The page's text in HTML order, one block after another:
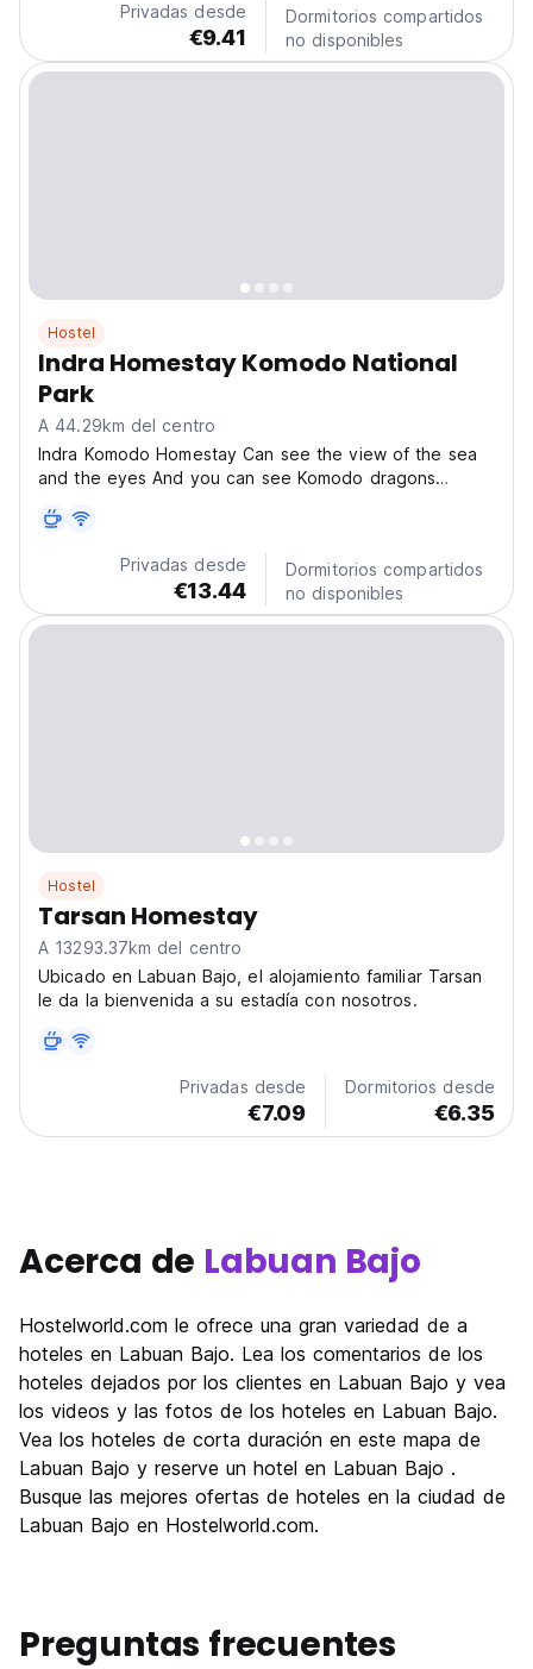
Privadas desde
€9.41
Dormitorios compartidos
no disponibles
Hostel
Indra Homestay Komodo National
Park
A 44.29km del centro
Indra Komodo Homestay Can see the view of the sea
and the eyes And you can see Komodo dragons
offers comfortable rooms with modern amenities,
traditional Indonesian meals, and a warm, welcoming
atmosphere....Privadas desde
€13.44
Dormitorios compartidos
no disponibles
Hostel
Tarsan Homestay
A 13293.37km del centro
Ubicado en Labuan Bajo, el alojamiento familiar Tarsan
le da la bienvenida a su estadía con nosotros.
Privadas desde
€7.09
Dormitorios desde
€6.35
Acerca de Labuan Bajo
Hostelworld.com le ofrece una gran variedad de a
hoteles en Labuan Bajo. Lea los comentarios de los
hoteles dejados por los clientes en Labuan Bajo y vea
los videos y las fotos de los hoteles en Labuan Bajo.
Vea los hoteles de corta duración en este mapa de
Labuan Bajo y reserve un hotel en Labuan Bajo .
Busque las mejores ofertas de hoteles en la ciudad de
Labuan Bajo en Hostelworld.com.
Preguntas frecuentes